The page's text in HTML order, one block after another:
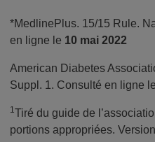
*MedlinePlus. 15/15 Rule.
en ligne le 10 mai 2022
American Diabetes
Suppl. 1. Consulté en ligne le
1Tiré du guide de
portions appropriées.